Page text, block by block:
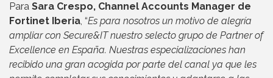
Para Sara Crespo, Channel Accounts Manager de
Fortinet Iberia, “Es para nosotros un motivo de alegría
ampliar con Secure&IT nuestro selecto grupo de Partner of
Excellence en España. Nuestras especializaciones han
recibido una gran acogida por parte del canal ya que les